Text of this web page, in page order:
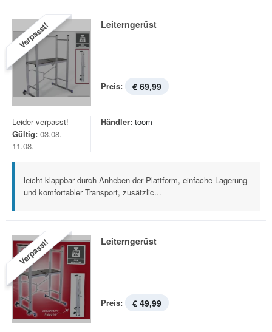
Verpasst! Leiterngerüst
Preis: € 69,99
Leider verpasst!
Gültig: 03.08. -
11.08.
Händler: toom
leicht klappbar durch Anheben der Plattform, einfache Lagerung
und komfortabler Transport, zusätzlic...
Verpasst! Leiterngerüst
Preis: € 49,99